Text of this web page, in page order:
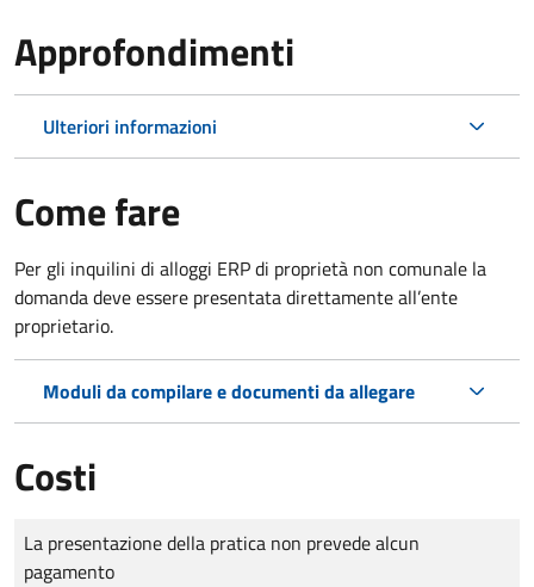
Approfondimenti
Ulteriori informazioni
Come fare
Per gli inquilini di alloggi ERP di proprietà non comunale la
domanda deve essere presentata direttamente all’ente
proprietario.
Moduli da compilare e documenti da allegare
Costi
Tipo di pagamento
Importo
La presentazione della pratica non prevede alcun
pagamento